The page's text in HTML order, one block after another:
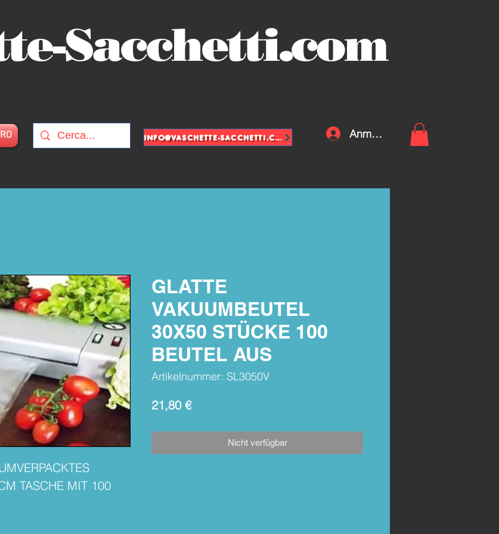
Sacchetti.com
INFO@VASCHETTE-SACCHETTI.COM Anmelden
TASCHE MIT 100
GLATTE
VAKUUMBEUTEL
30X50 STÜCKE 100
BEUTEL AUS
Artikelnummer: SL3050V
21,80 €Preis
Nicht verfügbar